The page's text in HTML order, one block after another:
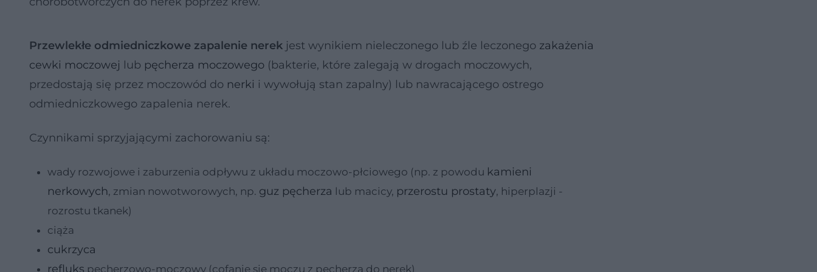
Przewlekłe odmiedniczkowe zapalenie nerek jest wynikiem nieleczonego lub źle leczonego zakażenia
cewki moczowej lub pęcherza moczowego (bakterie, które zalegają w drogach moczowych,
przedostają się przez moczowód do nerki i wywołują stan zapalny) lub nawracającego ostrego
odmiedniczkowego zapalenia nerek.
Czynnikami sprzyjającymi zachorowaniu są:
wady rozwojowe i zaburzenia odpływu z układu moczowo-płciowego (np. z powodu kamieni
nerkowych, zmian nowotworowych, np. guz pęcherza lub macicy, przerostu prostaty, hiperplazji -
rozrostu tkanek)
ciąża
cukrzyca
refluks pęcherzowo-moczowy (cofanie się moczu z pęcherza do nerek)